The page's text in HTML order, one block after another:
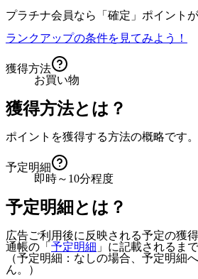
プラチナ会員なら
「確定」 ポイントが
ランクアップの条件を見てみよう！
獲得方法
お買い物
獲得方法とは？
ポイントを獲得する方法の概略です。
予定明細
即時～10分程度
予定明細とは？
広告ご利用後に反映される予定の獲
通帳の「 予定明細 」に記載されるま
（予定明細：なしの場合、予定明細
ん。）